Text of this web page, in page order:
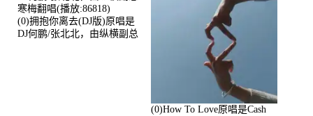
(0)拥抱你离去(DJ版)原唱是
DJ何鹏/张北北，由纵横副总
(0)How To Love原唱是Cash